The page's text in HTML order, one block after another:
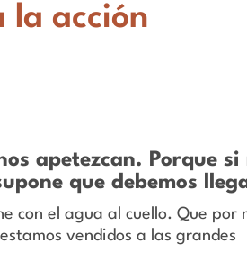
la acción
apetezcan. Porque si
que debemos
con el agua al cuello. Que por
vendidos a las grandes